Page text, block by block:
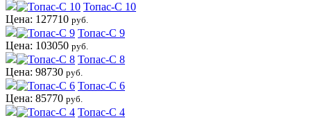
Топас-С 10
Цена: 127710 руб.
Топас-С 9
Цена: 103050 руб.
Топас-С 8
Цена: 98730 руб.
Топас-С 6
Цена: 85770 руб.
Топас-С 4